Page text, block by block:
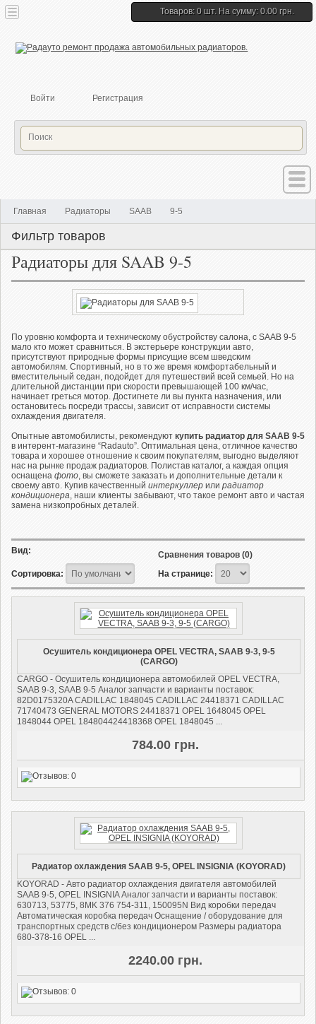
Товаров: 0 шт. На сумму: 0.00 грн.
Войти Регистрация
Главная Радиаторы SAAB 9-5
Фильтр товаров
Радиаторы для SAAB 9-5
По уровню комфорта и техническому обустройству салона, с SAAB 9-5
мало кто может сравниться. В экстерьере конструкции авто,
присутствуют природные формы присущие всем шведским
автомобилям. Спортивный, но в то же время комфортабельный и
вместительный седан, подойдет для путешествий всей семьей. Но на
длительной дистанции при скорости превышающей 100 км/час,
начинает греться мотор. Достигнете ли вы пункта назначения, или
остановитесь посреди трассы, зависит от исправности системы
охлаждения двигателя.
Опытные автомобилисты, рекомендуют купить радиатор для SAAB 9-5
в интерент-магазине “Radauto”. Оптимальная цена, отличное качество
товара и хорошее отношение к своим покупателям, выгодно выделяют
нас на рынке продаж радиаторов. Полистав каталог, а каждая опция
оснащена фото, вы сможете заказать и дополнительные детали к
своему авто. Купив качественный интеркуллер или радиатор
кондиционера, наши клиенты забывают, что такое ремонт авто и частая
замена низкопробных деталей.
Вид:
Сравнения товаров (0)
На странице:
Сортировка:
Осушитель кондиционера OPEL VECTRA, SAAB 9-3, 9-5
(CARGO)
CARGO - Осушитель кондиционера автомобилей OPEL VECTRA,
SAAB 9-3, SAAB 9-5 Аналог запчасти и варианты поставок:
82D0175320A CADILLAC 1848045 CADILLAC 24418371 CADILLAC
71740473 GENERAL MOTORS 24418371 OPEL 1648045 OPEL
1848044 OPEL 184804424418368 OPEL 1848045 ...
784.00 грн.
Радиатор охлаждения SAAB 9-5, OPEL INSIGNIA (KOYORAD)
KOYORAD - Авто радиатор охлаждения двигателя автомобилей
SAAB 9-5, OPEL INSIGNIA Аналог запчасти и варианты поставок:
630713, 53775, 8MK 376 754-311, 150095N Вид коробки передач
Автоматическая коробка передач Оснащение / оборудование для
транспортных средств с/без кондиционером Размеры радиатора
680-378-16 OPEL ...
2240.00 грн.